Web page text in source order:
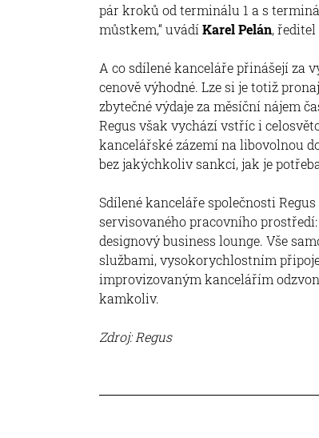
pár kroků od terminálu 1 a s
můstkem,“ uvádí Karel Pelán, ředitel
A co sdílené kanceláře přinášejí za
cenově výhodné. Lze si je totiž
zbytečné výdaje za měsíční nájem
Regus však vychází vstříc i
kancelářské zázemí na libovolnou
bez jakýchkoliv sankcí, jak je
Sdílené kanceláře společnosti
servisovaného pracovního
designový business lounge. Vše
službami, vysokorychlostním
improvizovaným kancelářím
kamkoliv.
Zdroj: Regus